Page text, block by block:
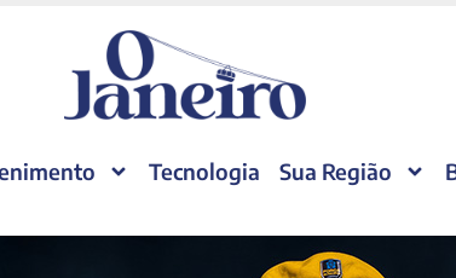
Tecnologia Sua Região